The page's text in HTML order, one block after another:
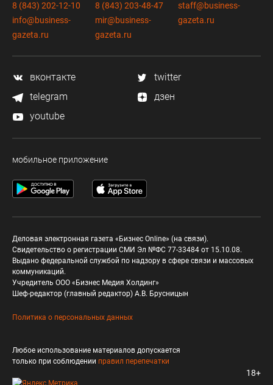
8 (843) 202-12-10
info@business-
gazeta.ru
8 (843) 203-48-47
mir@business-
gazeta.ru
staff@business-
gazeta.ru
вконтакте
twitter
telegram
дзен
youtube
мобильное приложение
Деловая электронная газета «Бизнес Online» (на связи).
Свидетельство о регистрации СМИ Эл №ФС 77-33484 от 15.10.08.
Выдано федеральной службой по надзору в сфере связи и массовых
коммуникаций.
Учредитель ООО «Бизнес Медия Холдинг»
Шеф-редактор (главный редактор) А.В. Брусницын
Политика о персональных данных
Любое использование материалов допускается
только при соблюдении правил перепечатки
18+